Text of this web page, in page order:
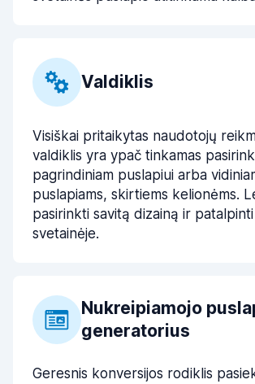
Valdiklis
Visiškai pritaikytas naudotojų
valdiklis yra ypač tinkamas
pagrindiniam puslapiui arba
puslapiams, skirtiems kelionėms.
pasirinkti savitą dizainą ir
svetainėje.
Nukreipiamojo
generatorius
Geresnis konversijos rodiklis